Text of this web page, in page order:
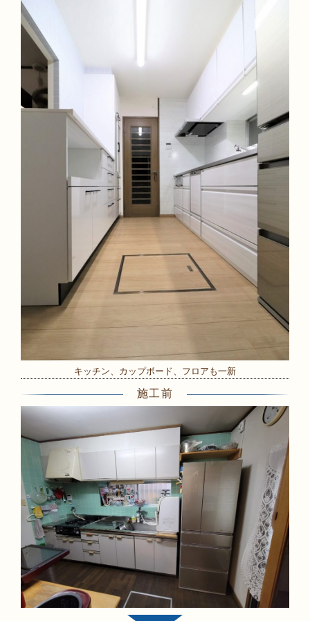
キッチン、カップボード、フロアも一新
施工前